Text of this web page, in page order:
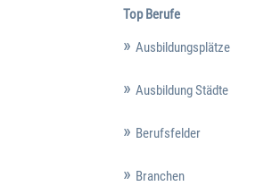
Top Berufe
Ausbildungsplätze
Ausbildung Städte
Berufsfelder
Branchen